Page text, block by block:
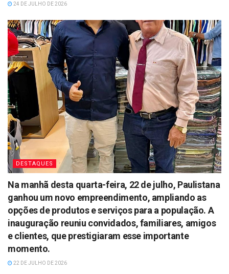
24 DE JULHO DE 2026
DESTAQUES
Na manhã desta quarta-feira, 22 de julho, Paulistana
ganhou um novo empreendimento, ampliando as
opções de produtos e serviços para a população. A
inauguração reuniu convidados, familiares, amigos
e clientes, que prestigiaram esse importante
momento.
22 DE JULHO DE 2026